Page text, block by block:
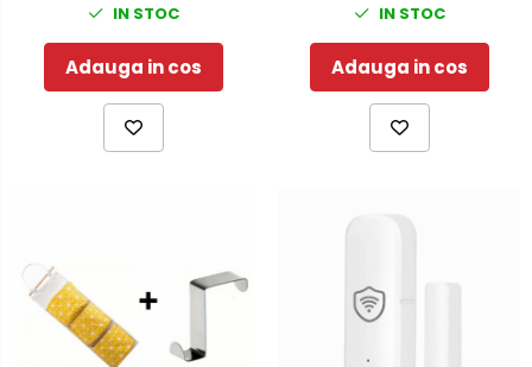
IN STOC
Adauga in cos
IN STOC
Adauga in cos